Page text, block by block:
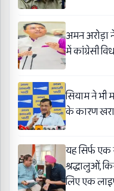
अमन अरोड़ा
में कांग्रेसी
सियाम ने भी
के कारण
यह सिर्फ एक
श्रद्धालुओं,
लिए एक